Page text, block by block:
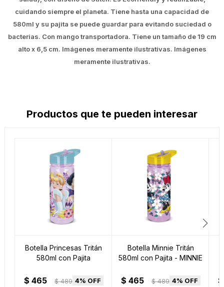
cuidando siempre el planeta. Tiene hasta una capacidad de
580ml y su pajita se puede guardar para evitando suciedad o
bacterias. Con mango transportadora. Tiene un tamaño de 19 cm
alto x 6,5 cm. Imágenes meramente ilustrativas. Imágenes
meramente ilustrativas.
Productos que te pueden interesar
Botella Princesas Tritán
580ml con Pajita
$ 465 $ 489 4
Botella Minnie Tritán
580ml con Pajita - MINNIE
$ 465 $ 489 4 $